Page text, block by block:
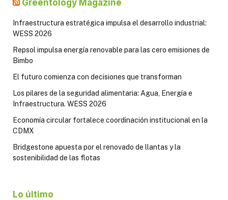
Greentology Magazine
Infraestructura estratégica impulsa el desarrollo industrial:
WESS 2026
Repsol impulsa energía renovable para las cero emisiones de
Bimbo
El futuro comienza con decisiones que transforman
Los pilares de la seguridad alimentaria: Agua, Energía e
Infraestructura. WESS 2026
Economía circular fortalece coordinación institucional en la
CDMX
Bridgestone apuesta por el renovado de llantas y la
sostenibilidad de las flotas
Lo último